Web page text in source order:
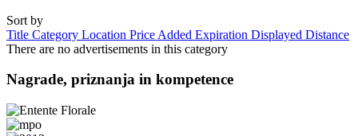
Sort by
Title Category Location Price Added Expiration Displayed Distance
There are no advertisements in this category
Nagrade, priznanja in kompetence